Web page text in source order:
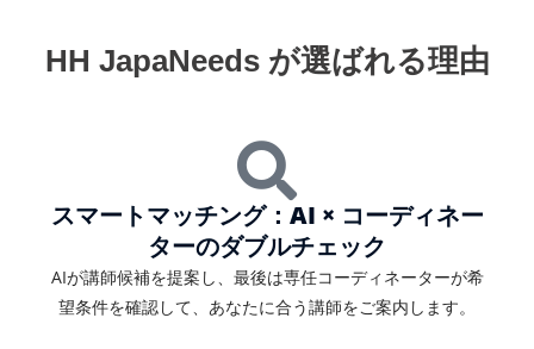
HH JapaNeeds が選ばれる理由
スマートマッチング：AI × コーディネー
ターのダブルチェック
AIが講師候補を提案し、最後は専任コーディネーターが希
望条件を確認して、あなたに合う講師をご案内します。